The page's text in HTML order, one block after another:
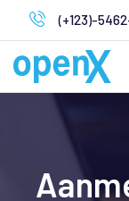
to
content
(+123)-